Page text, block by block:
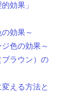
効果」
効果～
色の効果～
ラウン）の
える方法と